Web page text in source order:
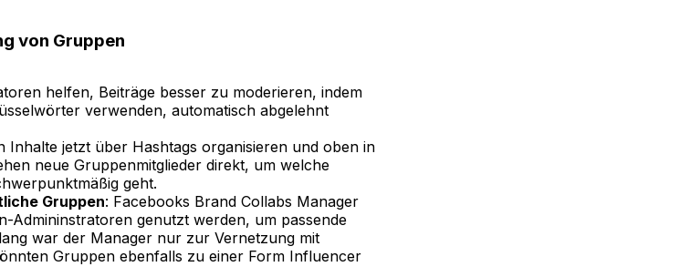
von Gruppen
helfen, Beiträge besser zu moderieren, indem
verwenden, automatisch abgelehnt
Inhalte jetzt über Hashtags organisieren und oben in
neue Gruppenmitglieder direkt, um welche
geht.
Gruppen: Facebooks Brand Collabs Manager
Admininstratoren genutzt werden, um passende
war der Manager nur zur Vernetzung mit
Gruppen ebenfalls zu einer Form Influencer